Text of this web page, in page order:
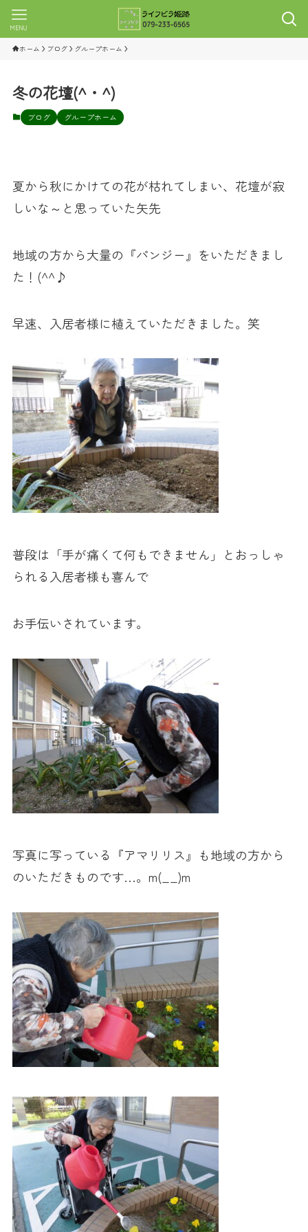
MENU
ホーム ブログ グループホーム
冬の花壇(^・^)
ブログ グループホーム
夏から秋にかけての花が枯れてしまい、花壇が寂
しいな～と思っていた矢先
地域の方から大量の『パンジー』をいただきまし
た！(^^♪
早速、入居者様に植えていただきました。笑
普段は「手が痛くて何もできません」とおっしゃ
られる入居者様も喜んで
お手伝いされています。
写真に写っている『アマリリス』も地域の方から
のいただきものです…。m(__)m